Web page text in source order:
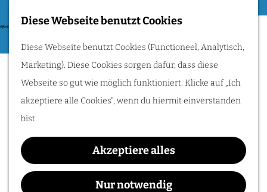
Diese Webseite benutzt Cookies
Diese Webseite benutzt Cookies (Functioneel, Analytisch,
Marketing). Diese Cookies sorgen dafür, dass diese
Webseite so gut wie möglich funktioniert. Klicke auf „Ich
akzeptiere alle Cookies“, wenn du hiermit einverstanden
bist.
Akzeptiere alles
Nur notwendig
e
M
e
n
ü
Radle durch das Rijk
van Nijmegen:
Hügel, Weinberge
und Flüsse
entdecken. Folge den
Römern oder
IHREN BESUCH PLANEN
Hotel Oranjestaete
Kontakt
Oranjesingel 66
NIJMEGEN